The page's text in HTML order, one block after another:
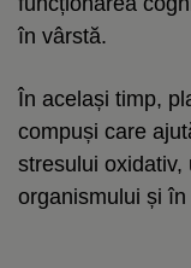
în vârstă.
În același timp,
compuși care
stresului
organismului și